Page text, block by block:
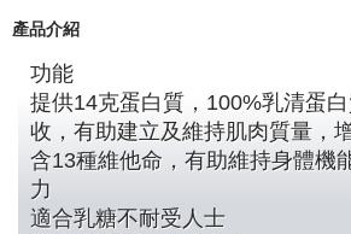
產品介紹
功能
提供14克蛋白質，100%乳清蛋
收，有助建立及維持肌肉質量，
含13種維他命，有助維持身體機
力
適合乳糖不耐受人士